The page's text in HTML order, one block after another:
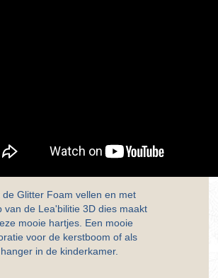
de Glitter Foam vellen en met
van de Lea'bilitie 3D dies maakt
mooie hartjes. Een mooie
voor de kerstboom of als
hanger in de kinderkamer.